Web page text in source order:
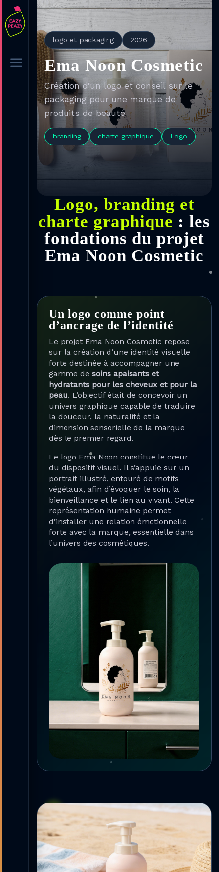
logo et packaging 2026
Ema Noon Cosmetic
Création d'un logo et conseil sur le
packaging pour une marque de
produits de beauté
branding charte graphique Logo
Logo, branding et
charte graphique : les
fondations du projet
Ema Noon Cosmetic
Un logo comme point
d’ancrage de l’identité
Le projet Ema Noon Cosmetic repose
sur la création d’une identité visuelle
forte destinée à accompagner une
gamme de soins apaisants et
hydratants pour les cheveux et pour la
peau. L’objectif était de concevoir un
univers graphique capable de traduire
la douceur, la naturalité et la
dimension sensorielle de la marque
dès le premier regard.
Le logo Ema Noon constitue le cœur
du dispositif visuel. Il s’appuie sur un
portrait illustré, entouré de motifs
végétaux, afin d’évoquer le soin, la
bienveillance et le lien au vivant. Cette
représentation humaine permet
d’installer une relation émotionnelle
forte avec la marque, essentielle dans
l’univers des cosmétiques.
a